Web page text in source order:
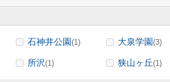
石神井公園(1) 大泉学園(3)
所沢(1) 狭山ヶ丘(1)